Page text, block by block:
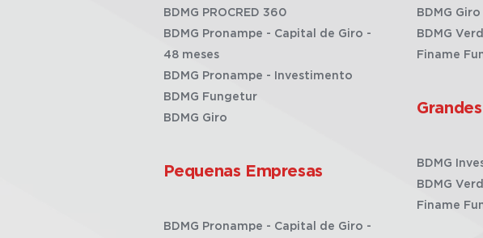
BDMG PROCRED 360
BDMG Pronampe - Capital de Giro -
48 meses
BDMG Pronampe - Investimento
BDMG Fungetur
BDMG Giro
Pequenas Empresas
BDMG Pronampe - Capital de Giro -
BDMG Giro
BDMG
Finame
BDMG
BDMG
Finame